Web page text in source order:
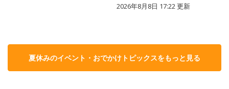
2026年8月8日 17:22更新
夏休みのイベント・おでかけトピックスをもっと見る